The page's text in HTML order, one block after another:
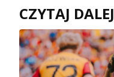
CZYTAJ DALEJ